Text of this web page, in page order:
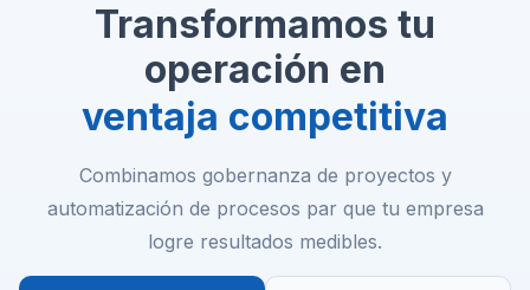
Transformamos tu
operación en
ventaja competitiva
Combinamos gobernanza de proyectos y
automatización de procesos par que tu empresa
logre resultados medibles.